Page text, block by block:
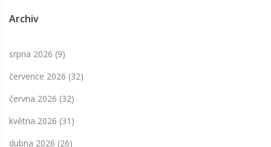
Archiv
srpna 2026 (9)
července 2026 (32)
června 2026 (32)
května 2026 (31)
dubna 2026 (26)